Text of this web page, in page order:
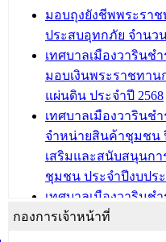
บทความ อื่นๆ ...
เทศบาลเมืองวารินช
ประชุมวิชาการระดับ
นิทรรศการด้านนวัตก
และรับรางวัลทีมนักวิ
นวัตกรรมโครงการท
ประชุมผู้เช่าอาคารพ
ถนนเกษมสุขและถน
บทความ อื่นๆ ...
มอบถุงยังชีพพระรา
ประสบอุทกภัย จำนว
เทศบาลเมืองวารินช
มอบเงินพระราชทา
แผ่นดิน ประจำปี 2568
เทศบาลเมืองวารินช
จำหน่ายสินค้าชุมชน
เสริมและสนับสนุนก
ชุมชน ประจำปีงบปร
เทศบาลเมืองวารินช
น้ำดื่มแก่ผู้พักอาศัย ณ
กองการเจ้าหน้าที่